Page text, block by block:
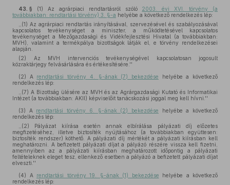
43. § (1) Az agrárpiaci rendtartásról szóló 2003. évi XVI. törvény (a
továbbiakban: rendtartási törvény) 3. §-a helyébe a következő rendelkezés lép:
,,(1) Az agrárpiaci rendtartás irányításával, szervezésével és szabályozásával
kapcsolatos tevékenységet a miniszter, a működtetésével kapcsolatos
tevékenységet a Mezőgazdasági és Vidékfejlesztési Hivatal (a továbbiakban:
MVH), valamint a termékpálya bizottságok látják el, e törvény rendelkezései
alapján.
(2) Az MVH intervenciós tevékenységével kapcsolatosan jogosult
közraktárjegy felvásárlására és értékesítésére.''
(2) A rendtartási törvény 4. §-ának (7) bekezdése helyébe a következő
rendelkezés lép:
,,(7) A Bizottság ülésére az MVH és az Agrárgazdasági Kutató és Informatikai
Intézet (a továbbiakban: AKII) képviselőit tanácskozási joggal meg kell hívni.''
(3) A rendtartási törvény 6. §-ának (2) bekezdése helyébe a következő
rendelkezés lép:
,,(2) Pályázat kiírása esetén annak elbírálása pályázati díj előzetes
megfizetéséhez, illetve biztosíték nyújtásához (a továbbiakban együttesen:
biztosíték rendszer) köthető. A pályázati díj mértékét a pályázati kiírásban kell
meghatározni. A befizetett pályázati díjat a pályázó részére vissza kell fizetni,
amennyiben az a pályázati kiírásban meghatározott időpontig a pályázati
feltételeknek eleget tesz, ellenkező esetben a pályázó a befizetett pályázati díjat
elveszti.''
(4) A rendtartási törvény 19. §-ának (1) bekezdése helyébe a következő
rendelkezés lép: